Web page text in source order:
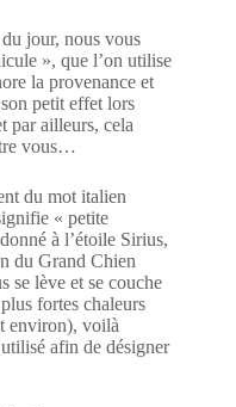
jour, nous vous
», que l’on utilise
la provenance et
petit effet lors
par ailleurs, cela
vous…
du mot italien
« petite
à l’étoile Sirius,
du Grand Chien
lève et se couche
fortes chaleurs
environ), voilà
afin de désigner